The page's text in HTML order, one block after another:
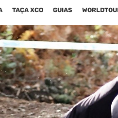
TAÇA XCO GUIAS